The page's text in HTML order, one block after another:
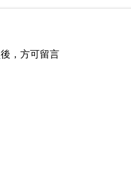
後，方可留言